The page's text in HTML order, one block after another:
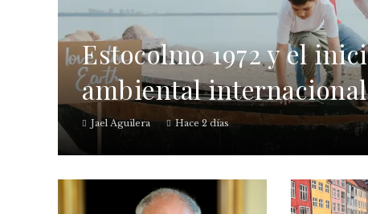
Estocolmo 1972 y el
ambiental internacional
Jael Aguilera Hace 2 días